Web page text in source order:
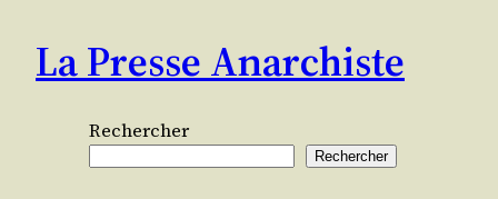
contenu
La Presse Anarchiste
Rechercher
Rechercher